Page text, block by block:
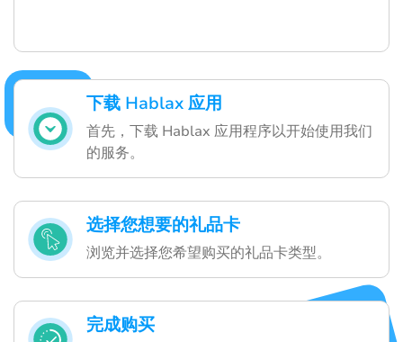
下载 Hablax 应用
首先，下载 Hablax 应用程序以开始使用我们
的服务。
选择您想要的礼品卡
浏览并选择您希望购买的礼品卡类型。
完成购买